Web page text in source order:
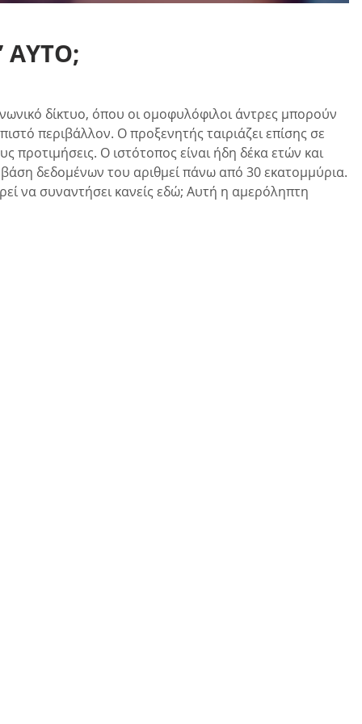
ΑΥΤΌ;
δίκτυο, όπου οι ομοφυλόφιλοι άντρες μπορούν
περιβάλλον. Ο προξενητής ταιριάζει επίσης σε
προτιμήσεις. Ο ιστότοπος είναι ήδη δέκα ετών και
δεδομένων του αριθμεί πάνω από 30 εκατομμύρια.
να συναντήσει κανείς εδώ; Αυτή η αμερόληπτη